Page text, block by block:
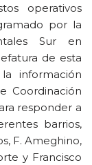
operativos
por la
Sur en
de esta
información
Coordinación
responder a
barrios,
F. Ameghino,
y Francisco